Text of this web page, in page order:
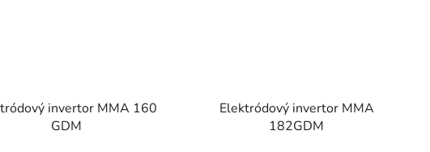
invertor MMA 160
GDM
Elektródový invertor MMA
182GDM